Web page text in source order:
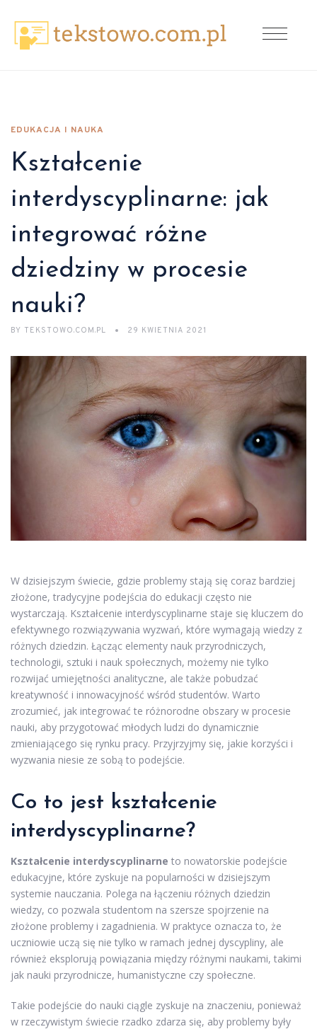
EDUKACJA I NAUKA
Kształcenie
interdyscyplinarne: jak
integrować różne
dziedziny w procesie
nauki?
BY TEKSTOWO.COM.PL 29 KWIETNIA 2021
W dzisiejszym świecie, gdzie problemy stają się coraz bardziej
złożone, tradycyjne podejścia do edukacji często nie
wystarczają. Kształcenie interdyscyplinarne staje się kluczem do
efektywnego rozwiązywania wyzwań, które wymagają wiedzy z
różnych dziedzin. Łącząc elementy nauk przyrodniczych,
technologii, sztuki i nauk społecznych, możemy nie tylko
rozwijać umiejętności analityczne, ale także pobudzać
kreatywność i innowacyjność wśród studentów. Warto
zrozumieć, jak integrować te różnorodne obszary w procesie
nauki, aby przygotować młodych ludzi do dynamicznie
zmieniającego się rynku pracy. Przyjrzyjmy się, jakie korzyści i
wyzwania niesie ze sobą to podejście.
Co to jest kształcenie
interdyscyplinarne?
Kształcenie interdyscyplinarne to nowatorskie podejście
edukacyjne, które zyskuje na popularności w dzisiejszym
systemie nauczania. Polega na łączeniu różnych dziedzin
wiedzy, co pozwala studentom na szersze spojrzenie na
złożone problemy i zagadnienia. W praktyce oznacza to, że
uczniowie uczą się nie tylko w ramach jednej dyscypliny, ale
również eksplorują powiązania między różnymi naukami, takimi
jak nauki przyrodnicze, humanistyczne czy społeczne.
Takie podejście do nauki ciągle zyskuje na znaczeniu, ponieważ
w rzeczywistym świecie rzadko zdarza się, aby problemy były